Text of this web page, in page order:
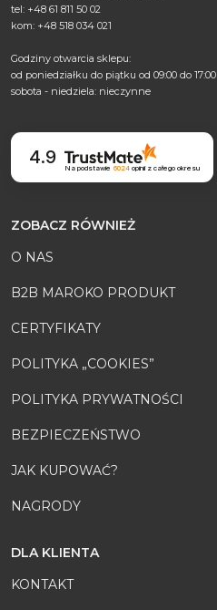
tel: +48 61 811 50 02
kom: +48 518 034 021
Godziny otwarcia sklepu:
od poniedziałku do piątku od 09:00 do 17:00
sobota - niedziela: nieczynne
4.9
Na podstawie 6024opinii z całego okresu
ZOBACZ RÓWNIEŻ
O NAS
B2B MAROKO PRODUKT
CERTYFIKATY
POLITYKA „COOKIES”
POLITYKA PRYWATNOŚCI
BEZPIECZEŃSTWO
JAK KUPOWAĆ?
NAGRODY
DLA KLIENTA
KONTAKT